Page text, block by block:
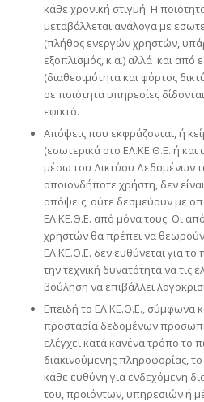
κάθε χρονική στιγμή. Η
μεταβάλλεται ανάλογα με
(πλήθος ενεργών χρηστών,
εξοπλισμός, κ.α.) αλλά και από
(διαθεσιμότητα και φόρτος
σε ποιότητα υπηρεσίες
εφικτό.
Απόψεις που εκφράζονται, ή
(εσωτερικά στο ΕΛ.ΚΕ.Θ.Ε. ή
μέσω του Δικτύου Δεδομένων
οποιονδήποτε χρήστη, δεν
απόψεις, ούτε δεσμεύουν με
ΕΛ.ΚΕ.Θ.Ε. από μόνα τους. Οι
χρηστών θα πρέπει να
ΕΛ.ΚΕ.Θ.Ε. δεν ευθύνεται για το
την τεχνική δυνατότητα να τις
βούληση να επιβάλλει
Επειδή το ΕΛ.ΚΕ.Θ.Ε., σύμφωνα
προστασία δεδομένων
ελέγχει κατά κανένα τρόπο το
διακινούμενης πληροφορίας,
κάθε ευθύνη για ενδεχόμενη
του, προϊόντων, υπηρεσιών ή